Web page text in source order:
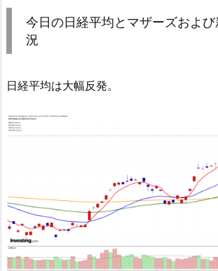
今日の日経平均とマザーズおよ
況
日経平均は大幅反発。